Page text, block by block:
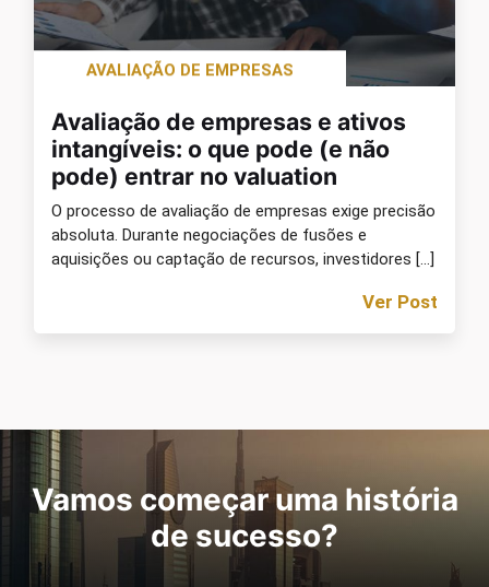
AVALIAÇÃO DE EMPRESAS
Avaliação de empresas e ativos
intangíveis: o que pode (e não
pode) entrar no valuation
O processo de avaliação de empresas exige precisão
absoluta. Durante negociações de fusões e
aquisições ou captação de recursos, investidores […]
Ver Post
Vamos começar uma história
de sucesso?